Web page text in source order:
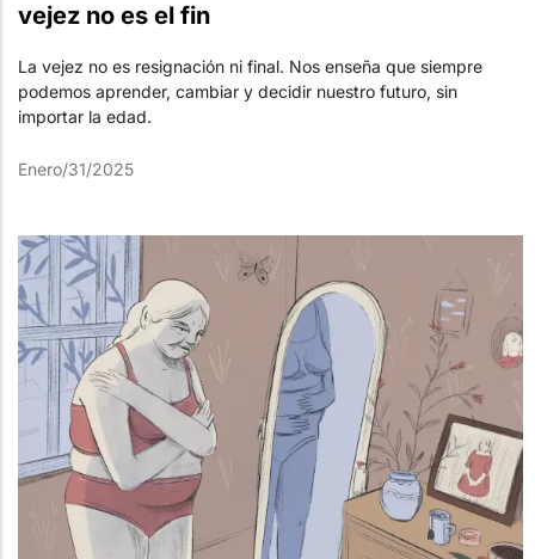
vejez no es el fin
La vejez no es resignación ni final. Nos enseña que siempre
podemos aprender, cambiar y decidir nuestro futuro, sin
importar la edad.
Enero/31/2025